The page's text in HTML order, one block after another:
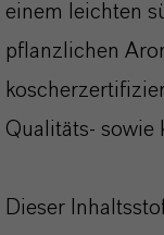
einem leichten
pflanzlichen
Qualitäts- sowie
Dieser